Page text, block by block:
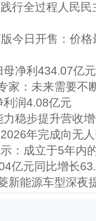
行全过程人民
今日开售：价
净利434.07亿
家：未来需要不
润4.08亿元
稳步提升营收
年完成向无
：成立于5年内
亿元同比增长
新能源车型深夜